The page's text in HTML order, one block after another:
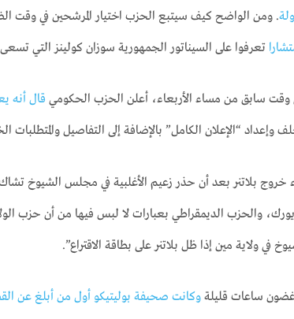
. ومن الواضح كيف سيتبع الحزب اختيار المرشحين في وقت
تعرفوا على السيناتور الجمهورية سوزان كولينز التي
وقت سابق من مساء الأربعاء، أعلن الحزب الحكومي قال أنه
وإعداد “الإعلان الكامل” بالإضافة إلى التفاصيل والمتطلبات
خروج بلاتنر بعد أن حذر زعيم الأغلبية في مجلس الشيوخ
والحزب الديمقراطي بعبارات لا لبس فيها من أن حزب
في ولاية مين إذا ظل بلاتنر على بطاقة الاقتراع”.
ساعات قليلةوكانت صحيفة بوليتيكو أول من أبلغ عن